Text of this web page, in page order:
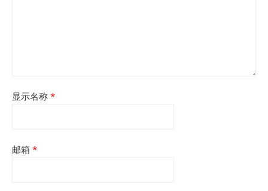
显示名称 *
邮箱 *